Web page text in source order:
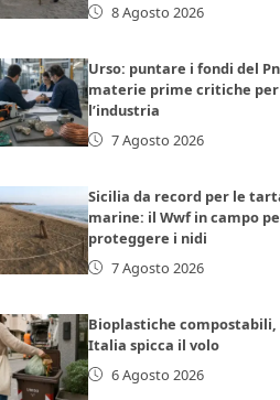
8 Agosto 2026
Urso: puntare i fondi del
materie prime critiche
l’industria
7 Agosto 2026
Sicilia da record per le
marine: il Wwf in campo
proteggere i nidi
7 Agosto 2026
Bioplastiche
Italia spicca il volo
6 Agosto 2026